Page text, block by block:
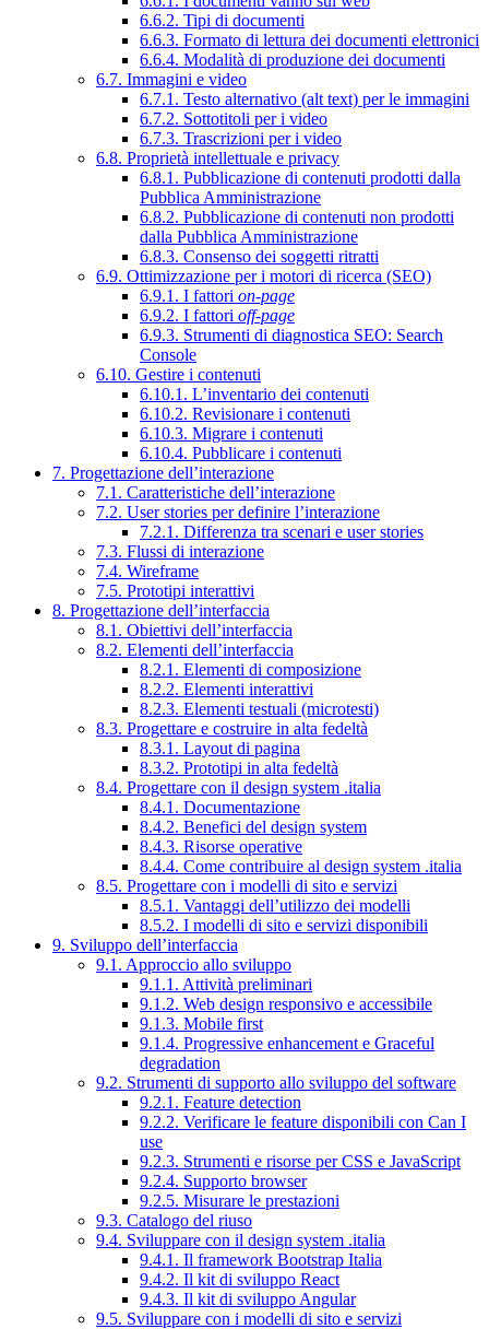
6.6.2. Tipi di documenti
6.6.3. Formato di lettura dei documenti elettronici
6.6.4. Modalità di produzione dei documenti
6.7. Immagini e video
6.7.1. Testo alternativo (alt text) per le immagini
6.7.2. Sottotitoli per i video
6.7.3. Trascrizioni per i video
6.8. Proprietà intellettuale e privacy
6.8.1. Pubblicazione di contenuti prodotti dalla
Pubblica Amministrazione
6.8.2. Pubblicazione di contenuti non prodotti
dalla Pubblica Amministrazione
6.8.3. Consenso dei soggetti ritratti
6.9. Ottimizzazione per i motori di ricerca (SEO)
6.9.1. I fattori on-page
6.9.2. I fattori off-page
6.9.3. Strumenti di diagnostica SEO: Search
Console
6.10. Gestire i contenuti
6.10.1. L’inventario dei contenuti
6.10.2. Revisionare i contenuti
6.10.3. Migrare i contenuti
6.10.4. Pubblicare i contenuti
7. Progettazione dell’interazione
7.1. Caratteristiche dell’interazione
7.2. User stories per definire l’interazione
7.2.1. Differenza tra scenari e user stories
7.3. Flussi di interazione
7.4. Wireframe
7.5. Prototipi interattivi
8. Progettazione dell’interfaccia
8.1. Obiettivi dell’interfaccia
8.2. Elementi dell’interfaccia
8.2.1. Elementi di composizione
8.2.2. Elementi interattivi
8.2.3. Elementi testuali (microtesti)
8.3. Progettare e costruire in alta fedeltà
8.3.1. Layout di pagina
8.3.2. Prototipi in alta fedeltà
8.4. Progettare con il design system .italia
8.4.1. Documentazione
8.4.2. Benefici del design system
8.4.3. Risorse operative
8.4.4. Come contribuire al design system .italia
8.5. Progettare con i modelli di sito e servizi
8.5.1. Vantaggi dell’utilizzo dei modelli
8.5.2. I modelli di sito e servizi disponibili
9. Sviluppo dell’interfaccia
9.1. Approccio allo sviluppo
9.1.1. Attività preliminari
9.1.2. Web design responsivo e accessibile
9.1.3. Mobile first
9.1.4. Progressive enhancement e Graceful
degradation
9.2. Strumenti di supporto allo sviluppo del software
9.2.1. Feature detection
9.2.2. Verificare le feature disponibili con Can I
use
9.2.3. Strumenti e risorse per CSS e JavaScript
9.2.4. Supporto browser
9.2.5. Misurare le prestazioni
9.3. Catalogo del riuso
9.4. Sviluppare con il design system .italia
9.4.1. Il framework Bootstrap Italia
9.4.2. Il kit di sviluppo React
9.4.3. Il kit di sviluppo Angular
9.5. Sviluppare con i modelli di sito e servizi